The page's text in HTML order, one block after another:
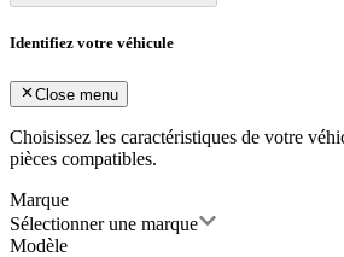
Identifiez votre véhicule
Close menu
Choisissez les caractéristiques de votre
pièces compatibles.
Marque
Sélectionner une marque
Modèle